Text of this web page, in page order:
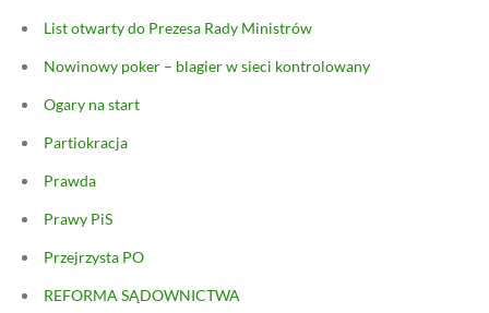
List otwarty do Prezesa Rady Ministrów
Nowinowy poker – blagier w sieci kontrolowany
Ogary na start
Partiokracja
Prawda
Prawy PiS
Przejrzysta PO
REFORMA SĄDOWNICTWA